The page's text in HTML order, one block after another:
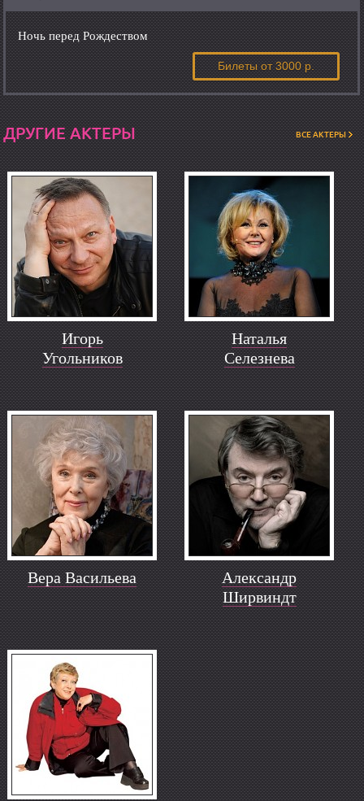
Ночь перед Рождеством
Билеты от 3000 р.
ДРУГИЕ АКТЕРЫ ВСЕ АКТЕРЫ
Игорь
Угольников
Наталья
Селезнева
Вера Васильева
Александр
Ширвиндт